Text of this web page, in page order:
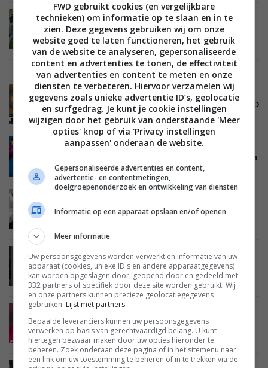
TIPS EN ADVIES SMARTHOME
VERLICHTING
26 JANUARI 2024
Slimme lampen: alles over kleurtemperatuur,
fitting en design
CREATE ACCESSOIRES 03 JULI 2023
SmallRig lanceert nieuwe hoogwaardige COB LED
verlichting voor het hogere segment
NIEUWS SMARTHOME VERLICHTING 15 JUNI 2023
WiZ lanceert nieuwe producten, waaronder Neon
flex lichtstrip en tuinpaal
FILMCAMERA'S
20 FEBRUARI 2023
Verlichting bij video – Van een sprankje licht tot
NIEUWS SMARTHOME
VEILIGHEID EN BEVEILIGING
11 OKTOBER 2022
AJAX Systems zet in op eigen smarthome met
verlichting en luchtkwaliteit
VERLICHTING
27 FEBRUARI 2022
Vijf goede plekken waar (slimme) ledstrips tot
hun recht komen
FWD gebruikt cookies (en vergelijkbare
technieken) om informatie op te slaan en in te
zien. Deze gegevens gebruiken wij om onze
website goed te laten functioneren, het gebruik
van de website te analyseren, gepersonaliseerde
content en advertenties te tonen, de effectiviteit
van advertenties en content te meten en onze
diensten te verbeteren. Hiervoor verzamelen wij
gegevens zoals unieke advertentie ID’s, geolocatie
en surfgedrag. Je kunt je cookie instellingen
wijzigen door het gebruik van onderstaande 'Meer
opties' knop of via 'Privacy instellingen
aanpassen' onderaan de website.
Gepersonaliseerde advertenties en content,
advertentie- en contentmetingen,
doelgroepenonderzoek en ontwikkeling van diensten
Informatie op een apparaat opslaan en/of openen
Meer informatie
Uw persoonsgegevens worden verwerkt en informatie van uw
apparaat (cookies, unieke ID's en andere apparaatgegevens)
kan worden opgeslagen door, geopend door en gedeeld met
332 partners of specifiek door deze site worden gebruikt. Wij
en onze partners kunnen precieze geolocatiegegevens
gebruiken. Lijst met partners.
Bepaalde leveranciers kunnen uw persoonsgegevens
verwerken op basis van gerechtvaardigd belang. U kunt
hiertegen bezwaar maken door uw opties hieronder te
beheren. Zoek onderaan deze pagina of in het sitemenu naar
een link om uw toestemming te beheren of in te trekken via de